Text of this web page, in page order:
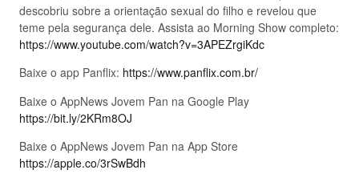
descobriu sobre a orientação sexual do filho e revelou que
teme pela segurança dele. Assista ao Morning Show completo:
https://www.youtube.com/watch?v=3APEZrgiKdc
Baixe o app Panflix: https://www.panflix.com.br/
Baixe o AppNews Jovem Pan na Google Play
https://bit.ly/2KRm8OJ
Baixe o AppNews Jovem Pan na App Store
https://apple.co/3rSwBdh